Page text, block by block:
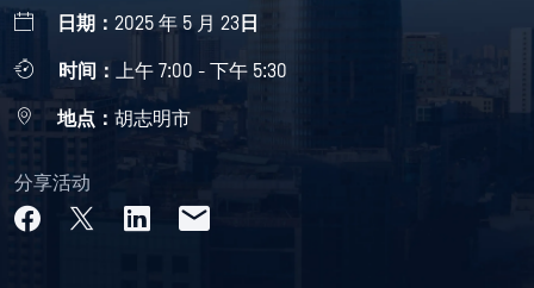
日期： 2025 年 5 月 23 日
时间： 上午 7:00 - 下午 5:30
地点： 胡志明市
分享活动